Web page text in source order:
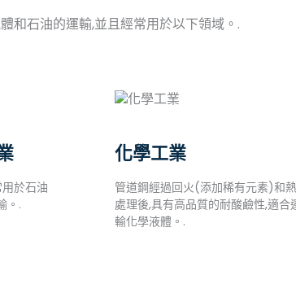
和石油的運輸,並且經常用於以下領域。.
於石油
。.
化學工業
管道鋼經過回火(添加稀有元素)和熱
處理後,具有高品質的耐酸鹼性,適合
輸化學液體。.